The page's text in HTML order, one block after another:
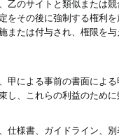
乙のサイトと類似または
をその後に強制する権利
または付与され、権限を
甲による事前の書面によ
し、これらの利益のため
仕様書、ガイドライン、